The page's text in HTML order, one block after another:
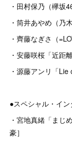
・田村保乃（欅坂
・筒井あやめ（乃
・齊藤なぎさ（
・安藤咲桜「近距離
・源藤アンリ「Lie
●スペシャル・イン
・宮地真緒「まじ
豪］